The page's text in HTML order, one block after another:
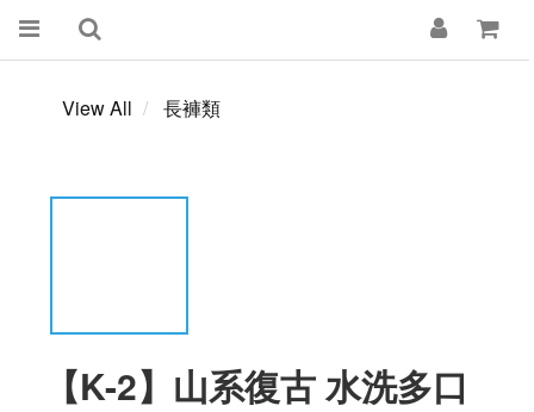
View All 長褲類
【K-2】山系復古 水洗多口